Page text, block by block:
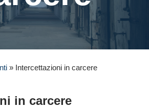
» Intercettazioni in carcere
in carcere